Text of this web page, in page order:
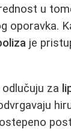
u
oporavka.
je
za